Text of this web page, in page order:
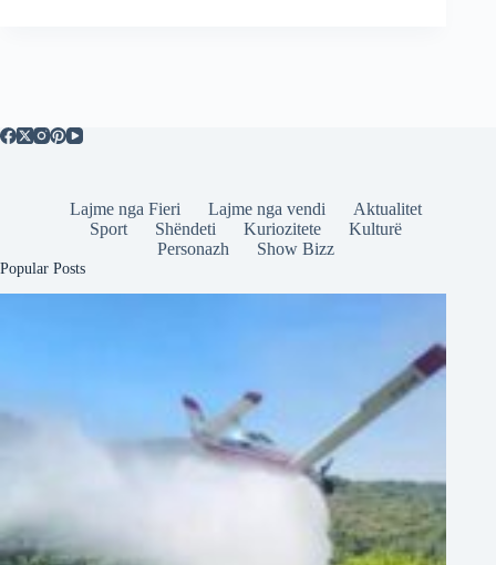
Lajme nga Fieri Lajme nga vendi
Aktualitet
Sport
Shëndeti Kuriozitete
Kulturë
Personazh
Show Bizz
Popular Posts